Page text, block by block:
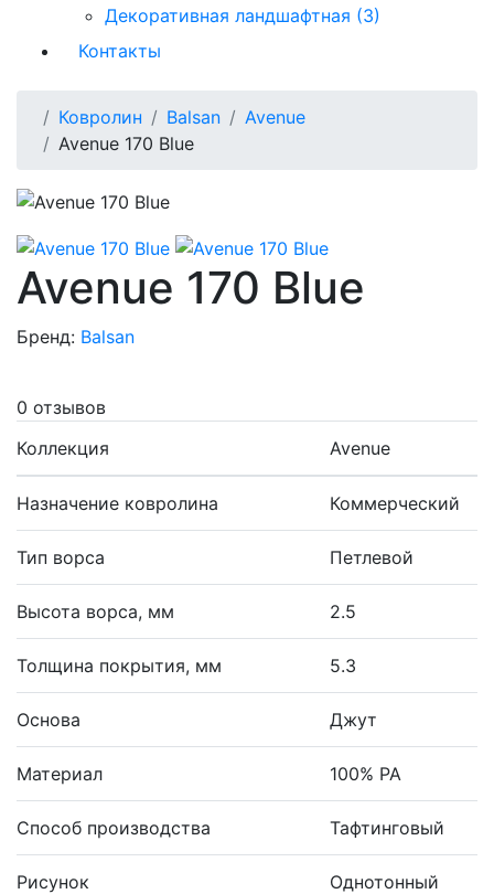
Декоративная ландшафтная (3)
Контакты
Ковролин Balsan
Avenue
Avenue 170 Blue
Avenue 170 Blue
Бренд: Balsan
0 отзывов
Коллекция
Avenue
Назначение ковролина Коммерческий
Тип ворса Петлевой
Высота ворса, мм 2.5
Толщина покрытия, мм 5.3
Основа Джут
Материал 100% PA
Способ производства Тафтинговый
Рисунок Однотонный